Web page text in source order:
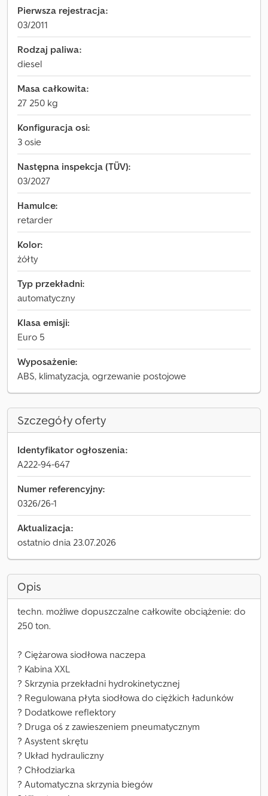
Pierwsza rejestracja:
03/2011
Rodzaj paliwa:
diesel
Masa całkowita:
27 250 kg
Konfiguracja osi:
3 osie
Następna inspekcja (TÜV):
03/2027
Hamulce:
retarder
Kolor:
żółty
Typ przekładni:
automatyczny
Klasa emisji:
Euro 5
Wyposażenie:
ABS, klimatyzacja, ogrzewanie postojowe
Szczegóły oferty
Identyfikator ogłoszenia:
A222-94-647
Numer referencyjny:
0326/26-1
Aktualizacja:
ostatnio dnia 23.07.2026
Opis
techn. możliwe dopuszczalne całkowite obciążenie: do
250 ton.
? Ciężarowa siodłowa naczepa
? Kabina XXL
? Skrzynia przekładni hydrokinetycznej
? Regulowana płyta siodłowa do ciężkich ładunków
? Dodatkowe reflektory
? Druga oś z zawieszeniem pneumatycznym
? Asystent skrętu
? Układ hydrauliczny
? Chłodziarka
? Automatyczna skrzynia biegów